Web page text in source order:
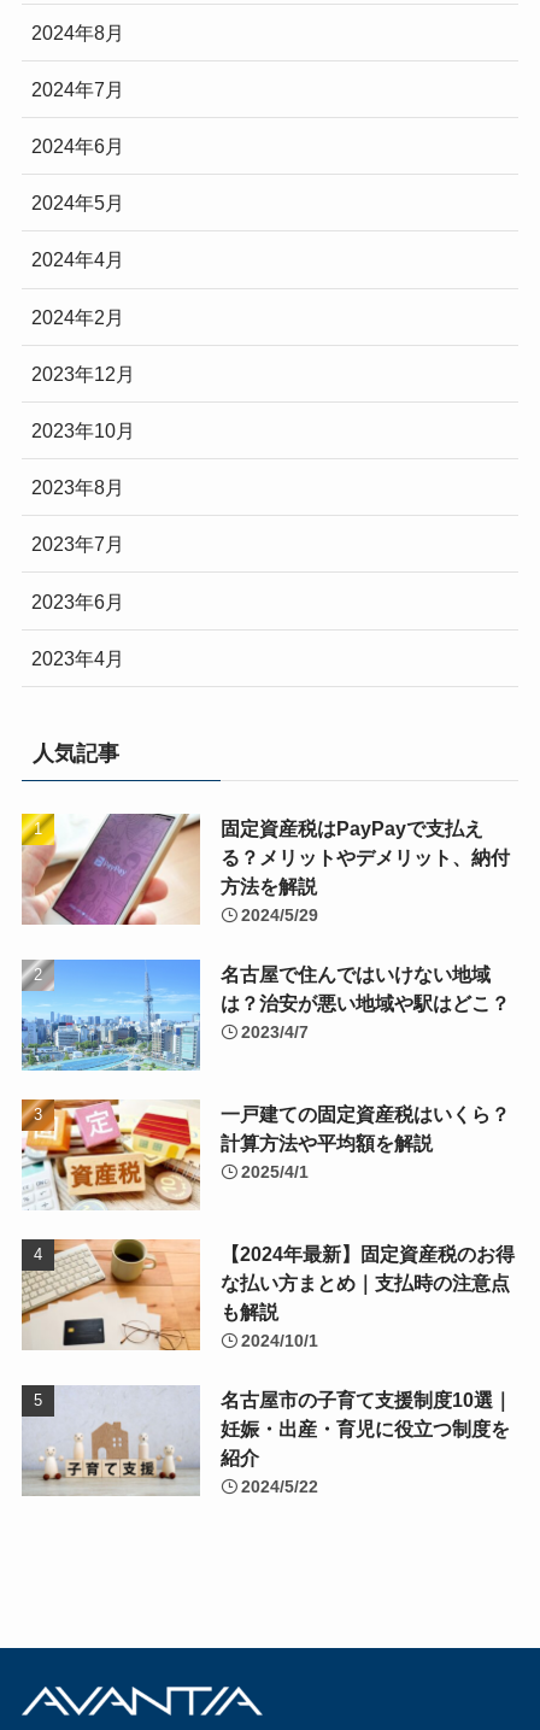
2024年8月
2024年7月
2024年6月
2024年5月
2024年4月
2024年2月
2023年12月
2023年10月
2023年8月
2023年7月
2023年6月
2023年4月
人気記事
固定資産税はPayPayで支払え
る？メリットやデメリット、納付
方法を解説
2024/5/29
名古屋で住んではいけない地域
は？治安が悪い地域や駅はどこ？
2023/4/7
一戸建ての固定資産税はいくら？
計算方法や平均額を解説
2025/4/1
【2024年最新】固定資産税のお得
な払い方まとめ｜支払時の注意点
も解説
2024/10/1
名古屋市の子育て支援制度10選｜
妊娠・出産・育児に役立つ制度を
紹介
2024/5/22